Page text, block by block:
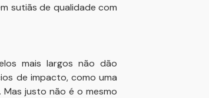
sutiãs de qualidade com
mais largos não dão
de impacto, como uma
justo não é o mesmo